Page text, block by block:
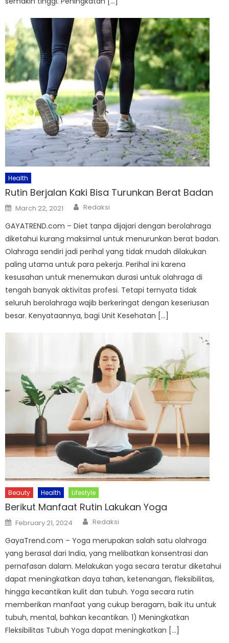
Health
Rutin Berjalan Kaki Bisa Turunkan Berat Badan
Posted
on
March 22, 2021 Author
Redaksi
GAYATREND.com – Diet tanpa dijajari dengan berolahraga
diketahui kurang maksimal untuk menurunkan berat badan.
Olahraga sendiri jadi perihal yang tidak mudah dilakukan
paling utama untuk para pekerja. Perihal ini karena
kesusahan untuk menemukan durasi untuk olahraga di
tengah banyak aktivitas profesi. Tetapi ternyata tidak
seluruh berolahraga wajib berkeringat dengan keseriusan
besar. Kenyataannya, bagi Unit Kesehatan […]
Beauty Health Lifestyle
Berikut Manfaat Rutin Lakukan Yoga
Posted
on
February 21, 2024 Author
Redaksi
GayaTrend.com – Yoga merupakan salah satu olahraga
yang berasal dari India, yang melibatkan konsentrasi dan
pernafasan dalam. Melakukan yoga secara teratur diketahui
dapat meningkatkan daya tahan, ketenangan, fleksibilitas,
hingga kecantikan kulit dan tubuh. Yoga secara rutin
memberikan manfaat yang cukup beragam, baik itu untuk
tubuh, mental, bahkan kecantikan. 1) Meningkatkan
Fleksibilitas Tubuh Yoga dapat meningkatkan […]